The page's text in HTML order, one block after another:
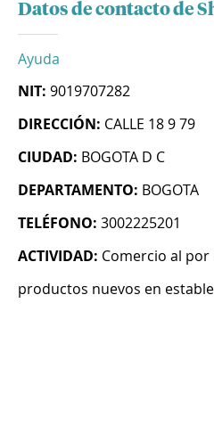
Datos de contacto de
Ayuda
NIT: 9019707282
DIRECCIÓN: CALLE 18 9 79
CIUDAD: BOGOTA D C
DEPARTAMENTO: BOGOTA
TELÉFONO: 3002225201
ACTIVIDAD: Comercio al
productos nuevos en